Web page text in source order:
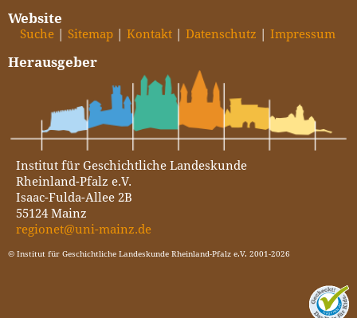
Website
Suche Sitemap Kontakt Datenschutz Impressum
Herausgeber
Institut für Geschichtliche Landeskunde
Rheinland-Pfalz e.V.
Isaac-Fulda-Allee 2B
55124 Mainz
regionet@uni-mainz.de
© Institut für Geschichtliche Landeskunde Rheinland-Pfalz e.V. 2001-2026